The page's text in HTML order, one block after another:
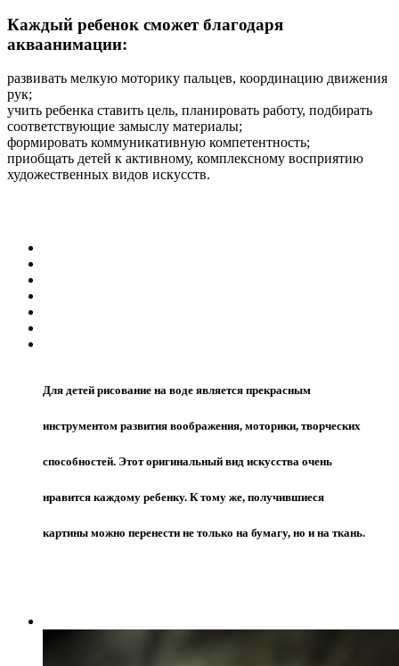
Каждый ребенок сможет благодаря
акваанимации:
развивать мелкую моторику пальцев, координацию движения
рук;
учить ребенка ставить цель, планировать работу, подбирать
соответствующие замыслу материалы;
формировать коммуникативную компетентность;
приобщать детей к активному, комплексному восприятию
художественных видов искусств.
Для детей рисование на воде является прекрасным
инструментом развития воображения, моторики, творческих
способностей. Этот оригинальный вид искусства очень
нравится каждому ребенку. К тому же, получившиеся
картины можно перенести не только на бумагу, но и на ткань.